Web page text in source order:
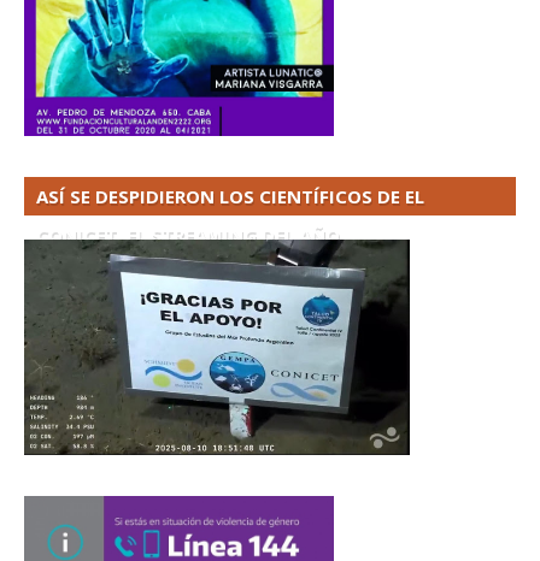
ASÍ SE DESPIDIERON LOS CIENTÍFICOS DE EL
CONICET. EL STREAMING DEL AÑO